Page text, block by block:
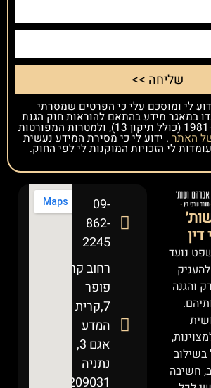
לי ומוסכם עלי כי הפרטים שמסרתי
במאגר מידע בהתאם להוראות חוק הגנת
האתר . ידוע לי כי מסירת המידע נעשית
לי הזכויות המוקנות לי לפי החוק.
שליחה >>
נועד
והגנה
חשיבה
09-
862-
2245
רחוב קרל
פופר
7,קרית
המדע
אגם 3,
נתניה
4209031